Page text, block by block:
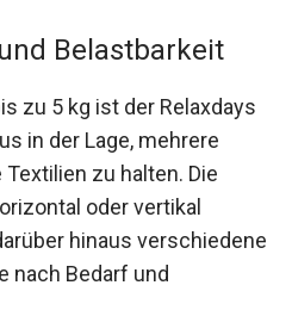
Belastbarkeit
zu 5 kg ist der Relaxdays
in der Lage, mehrere
zu halten. Die
oder vertikal
hinaus verschiedene
nach Bedarf und